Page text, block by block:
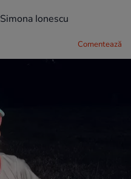
Simona Ionescu
Comentează